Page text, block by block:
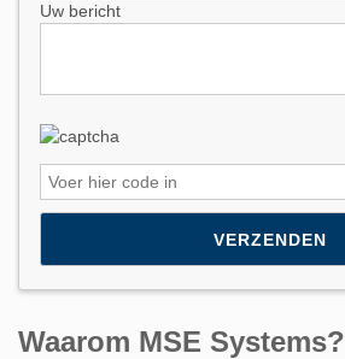
Uw bericht
Waarom MSE Systems?